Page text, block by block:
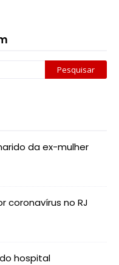
da ex-mulher
coronavírus no RJ
hospital